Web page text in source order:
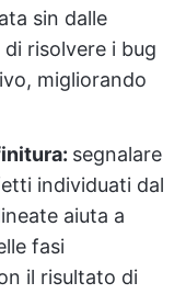
sin dalle
risolvere i bug
migliorando
segnalare
individuati dal
aiuta a
fasi
il risultato di